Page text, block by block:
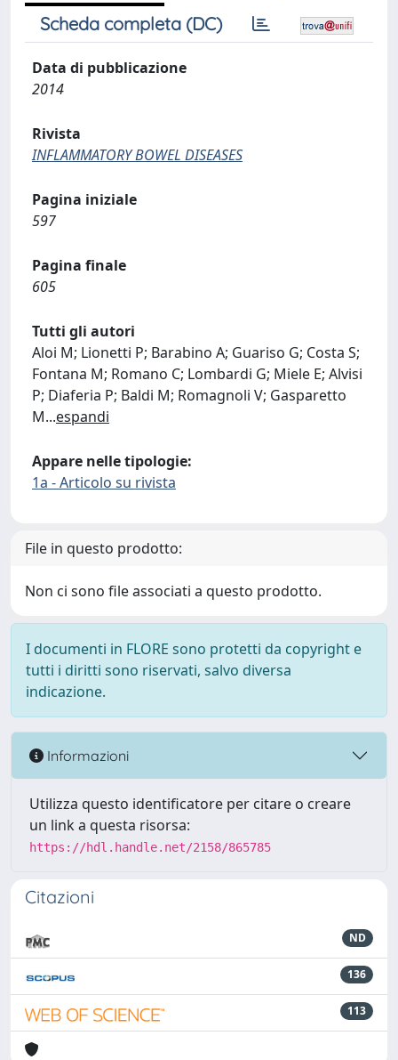
Scheda completa (DC)
Data di pubblicazione
2014
Rivista
INFLAMMATORY BOWEL DISEASES
Pagina iniziale
597
Pagina finale
605
Tutti gli autori
Aloi M; Lionetti P; Barabino A; Guariso G; Costa S;
Fontana M; Romano C; Lombardi G; Miele E; Alvisi
P; Diaferia P; Baldi M; Romagnoli V; Gasparetto
M...espandi
Appare nelle tipologie:
1a - Articolo su rivista
File in questo prodotto:
Non ci sono file associati a questo prodotto.
I documenti in FLORE sono protetti da copyright e
tutti i diritti sono riservati, salvo diversa
indicazione.
Informazioni
Utilizza questo identificatore per citare o creare
un link a questa risorsa:
https://hdl.handle.net/2158/865785
Citazioni
ND
136
113